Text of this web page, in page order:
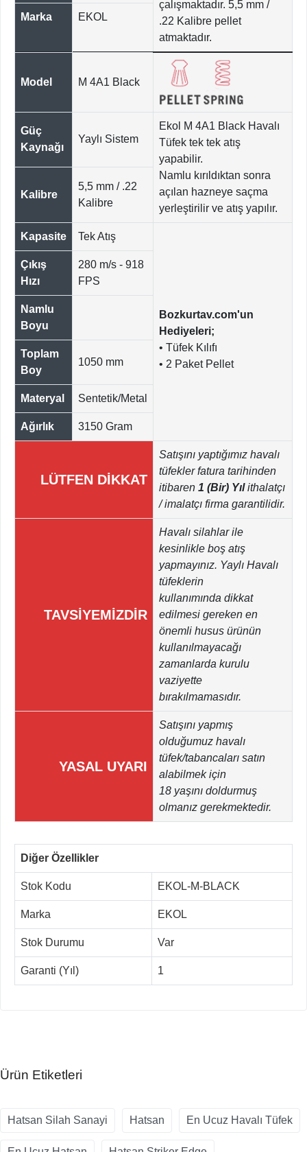
çalışmaktadır. 5,5 mm /
.22 Kalibre pellet
atmaktadır.
Marka EKOL
Model M 4A1 Black
Güç
Kaynağı
Yaylı Sistem
Ekol M 4A1 Black Havalı
Tüfek tek tek atış
yapabilir.
Namlu kırıldıktan sonra
açılan hazneye saçma
yerleştirilir ve atış yapılır.
Kalibre
5,5 mm / .22
Kalibre
Kapasite Tek Atış
Bozkurtav.com'un
Hediyeleri;
• Tüfek Kılıfı
• 2 Paket Pellet
Çıkış
Hızı
280 m/s - 918
FPS
Namlu
Boyu
Toplam
Boy
1050 mm
Materyal Sentetik/Metal
Ağırlık 3150 Gram
LÜTFEN DİKKAT
Satışını yaptığımız havalı
tüfekler fatura tarihinden
itibaren 1 (Bir) Yılithalatçı
/ imalatçı firma garantilidir.
TAVSİYEMİZDİR
Havalı silahlar ile
kesinlikle boş atış
yapmayınız. Yaylı Havalı
tüfeklerin
kullanımında dikkat
edilmesi gereken en
önemli husus ürünün
kullanılmayacağı
zamanlarda kurulu
vaziyette
bırakılmamasıdır.
YASAL UYARI
Satışını yapmış
olduğumuz havalı
tüfek/tabancaları satın
alabilmek için
18 yaşını doldurmuş
olmanız gerekmektedir.
Diğer Özellikler
Stok Kodu EKOL-M-BLACK
Marka EKOL
Stok Durumu Var
Garanti (Yıl) 1
Ürün Etiketleri
Hatsan Silah Sanayi Hatsan En Ucuz Havalı Tüfek